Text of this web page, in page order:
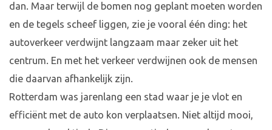
dan. Maar terwijl de bomen nog geplant moeten worden
en de tegels scheef liggen, zie je vooral één ding: het
autoverkeer verdwijnt langzaam maar zeker uit het
centrum. En met het verkeer verdwijnen ook de mensen
die daarvan afhankelijk zijn.
Rotterdam was jarenlang een stad waar je je vlot en
efficiënt met de auto kon verplaatsen. Niet altijd mooi,